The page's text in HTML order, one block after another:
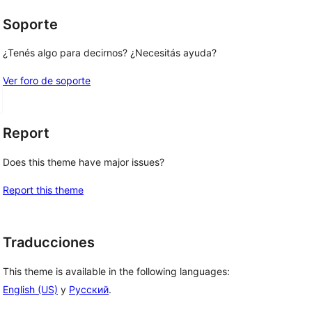
Soporte
¿Tenés algo para decirnos? ¿Necesitás ayuda?
Ver foro de soporte
Report
Does this theme have major issues?
Report this theme
Traducciones
This theme is available in the following languages:
English (US) y Русский.